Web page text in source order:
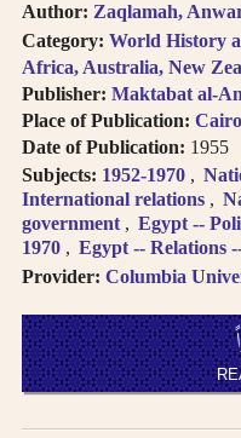
Diacritics on the
last letter of a word
are not included, i.e.
search for al-Kabir
not al-Kabiru.
Feminine
possessive suffix
appears as -
iyah and not as -
iyyah, i.e. search for
Hanafiyah.
Tanwīn al-Fatḥ
written in
transliteration as -
an, i.e. search for
khassatan.
Author: Zaqlamah,
Category: World History
Africa, Australia, New
Publisher: Maktabat al-
Place of Publication: Cairo
Date of Publication: 1955
Subjects: 1952-1970
International relations
government
Egypt --
1970
Egypt -- Relations
Provider: Columbia